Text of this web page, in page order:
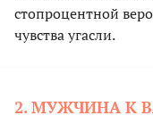
стопроцентной
чувства угасли.
2. МУЖЧИНА К